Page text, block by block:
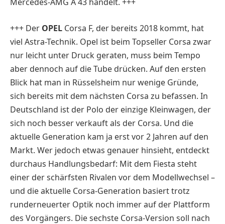
+++ Der OPEL Corsa F, der bereits 2018 kommt, hat
viel Astra-Technik. Opel ist beim Topseller Corsa zwar
nur leicht unter Druck geraten, muss beim Tempo
aber dennoch auf die Tube drücken. Auf den ersten
Blick hat man in Rüsselsheim nur wenige Gründe,
sich bereits mit dem nächsten Corsa zu befassen. In
Deutschland ist der Polo der einzige Kleinwagen, der
sich noch besser verkauft als der Corsa. Und die
aktuelle Generation kam ja erst vor 2 Jahren auf den
Markt. Wer jedoch etwas genauer hinsieht, entdeckt
durchaus Handlungsbedarf: Mit dem Fiesta steht
einer der schärfsten Rivalen vor dem Modellwechsel –
und die aktuelle Corsa-Generation basiert trotz
runderneuerter Optik noch immer auf der Plattform
des Vorgängers. Die sechste Corsa-Version soll nach